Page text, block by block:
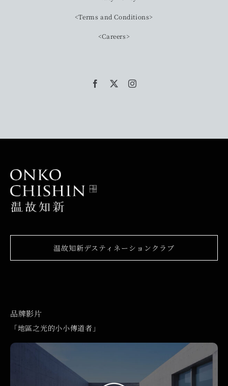
<Terms and Conditions>
<Careers>
温故知新デスティネーションクラブ
品牌影片
「地區之光的小小傳道者」